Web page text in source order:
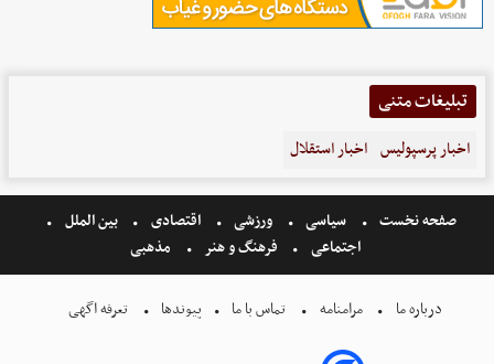
تبلیغات متنی
اخبار پرسپولیس اخبار استقلال
صفحه نخست سیاسی ورزشی اقتصادی
بین الملل
اجتماعی
فرهنگ و هنر مذهبی
درباره ما مرامنامه تماس با ما پیوندها تعرفه اگهی